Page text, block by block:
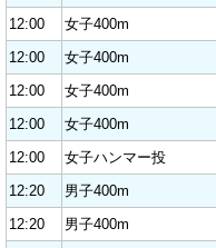
12:00
女子400m
12:00
女子400m
12:00
女子400m
12:00
女子400m
12:00
女子ハンマー投
12:20
男子400m
12:20
男子400m